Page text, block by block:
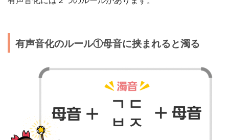
有声音化のルール①母音に挟まれると濁る